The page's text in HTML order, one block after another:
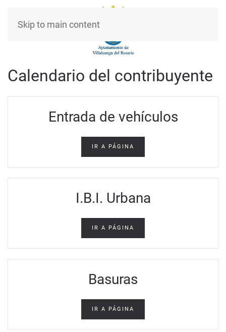
Skip to main content
Calendario del contribuyente
Entrada de vehículos
IR A PÁGINA
I.B.I. Urbana
IR A PÁGINA
Basuras
IR A PÁGINA